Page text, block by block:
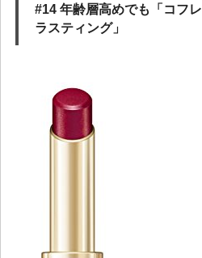
#14 年齢層高めでも「コフ
ラスティング」